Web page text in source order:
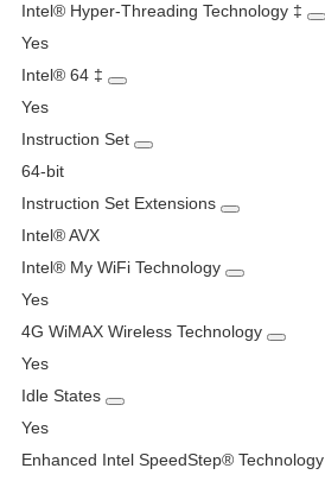
Intel® Hyper-Threading Technology ‡
Yes
Intel® 64 ‡
Yes
Instruction Set
64-bit
Instruction Set Extensions
Intel® AVX
Intel® My WiFi Technology
Yes
4G WiMAX Wireless Technology
Yes
Idle States
Yes
Enhanced Intel SpeedStep® Technology